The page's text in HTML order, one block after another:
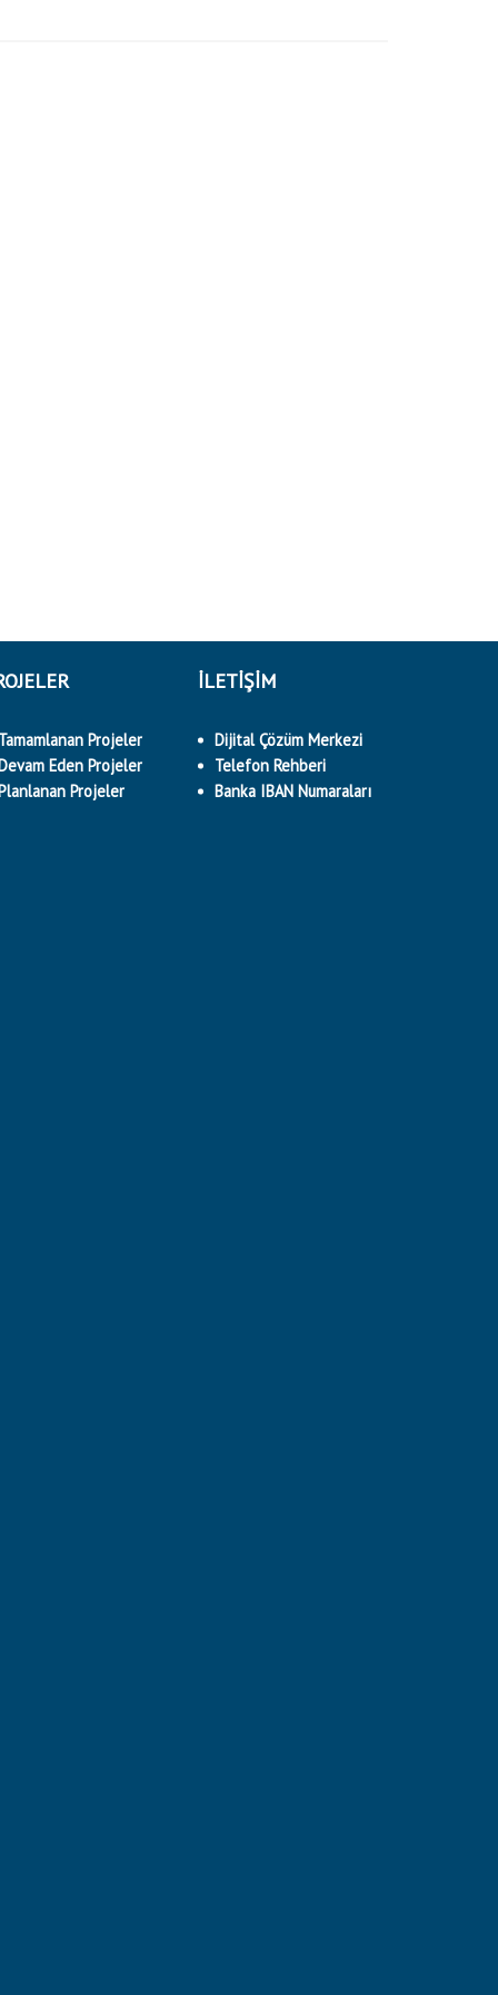
Tamamlanan Projeler
Eden Projeler
Projeler
İLETİŞİM
Dijital Çözüm Merkezi
Telefon Rehberi
Banka IBAN Numaraları